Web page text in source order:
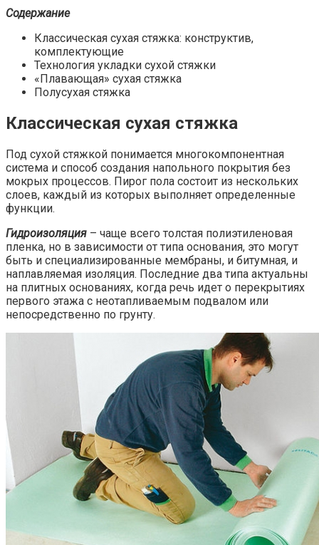
Содержание
Классическая сухая стяжка: конструктив,
комплектующие
Технология укладки сухой стяжки
«Плавающая» сухая стяжка
Полусухая стяжка
Классическая сухая стяжка
Под сухой стяжкой понимается многокомпонентная
система и способ создания напольного покрытия без
мокрых процессов. Пирог пола состоит из нескольких
слоев, каждый из которых выполняет определенные
функции.
Гидроизоляция – чаще всего толстая полиэтиленовая
пленка, но в зависимости от типа основания, это могут
быть и специализированные мембраны, и битумная, и
наплавляемая изоляция. Последние два типа актуальны
на плитных основаниях, когда речь идет о перекрытиях
первого этажа с неотапливаемым подвалом или
непосредственно по грунту.